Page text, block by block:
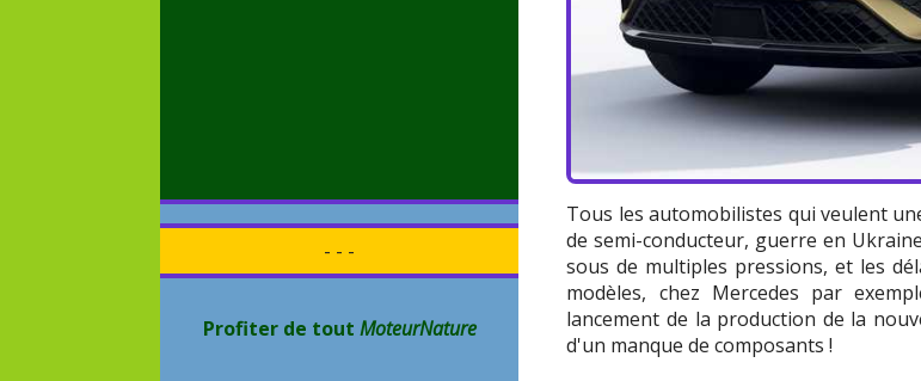
- - -
Profiter de tout MoteurNature
Tous les automobilistes qui veulent
de semi-conducteur, guerre en
sous de multiples pressions, et les
modèles, chez Mercedes par
lancement de la production de la
d'un manque de composants !